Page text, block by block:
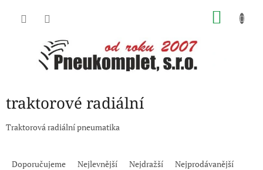
traktorové radiální
Traktorová radiální pneumatika
Doporučujeme Nejlevnější Nejdražší Nejprodávanější